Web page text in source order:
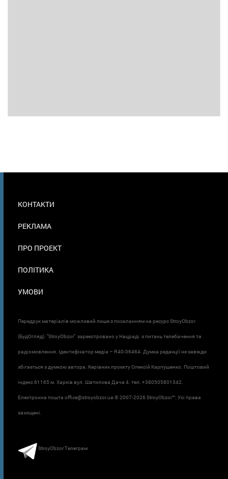
В
КОНТАКТИ
РЕКЛАМА
ПРО ПРОЕКТ
ПОЛІТИКА
УМОВИ
Передрук матеріалів можливий лише з посиланням на ресурс StroyObzor
(БудОгляд). "StroyObzor" зареєстровано у Нацраді з питань телебачення та
радіомовлення. Ідентифікатор медіа – R40-06464. Думка редакції не завжди
збігається з думкою автора. Керівник проєкту Олексій Карпушенко. Поштовий
індекс 61165 м. Харків вул. Шатилова Дача 4. тел. +380505801342.
Електронна пошта office@stroyobzor.ua © 2007-2026 StroyObzor™. Усі права
захищені.
StroyObzor Телеграм